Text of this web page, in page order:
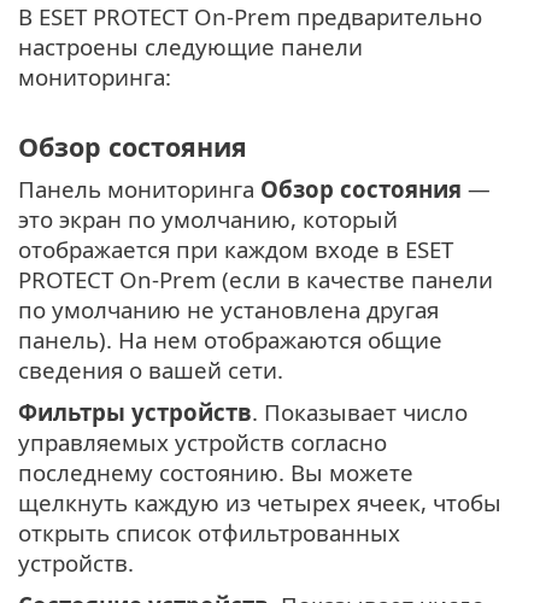
В ESET PROTECT On-Prem предварительно
настроены следующие панели
мониторинга:
Обзор состояния
Панель мониторинга Обзор состояния —
это экран по умолчанию, который
отображается при каждом входе в ESET
PROTECT On-Prem (если в качестве панели
по умолчанию не установлена другая
панель). На нем отображаются общие
сведения о вашей сети.
Фильтры устройств. Показывает число
управляемых устройств согласно
последнему состоянию. Вы можете
щелкнуть каждую из четырех ячеек, чтобы
открыть список отфильтрованных
устройств.